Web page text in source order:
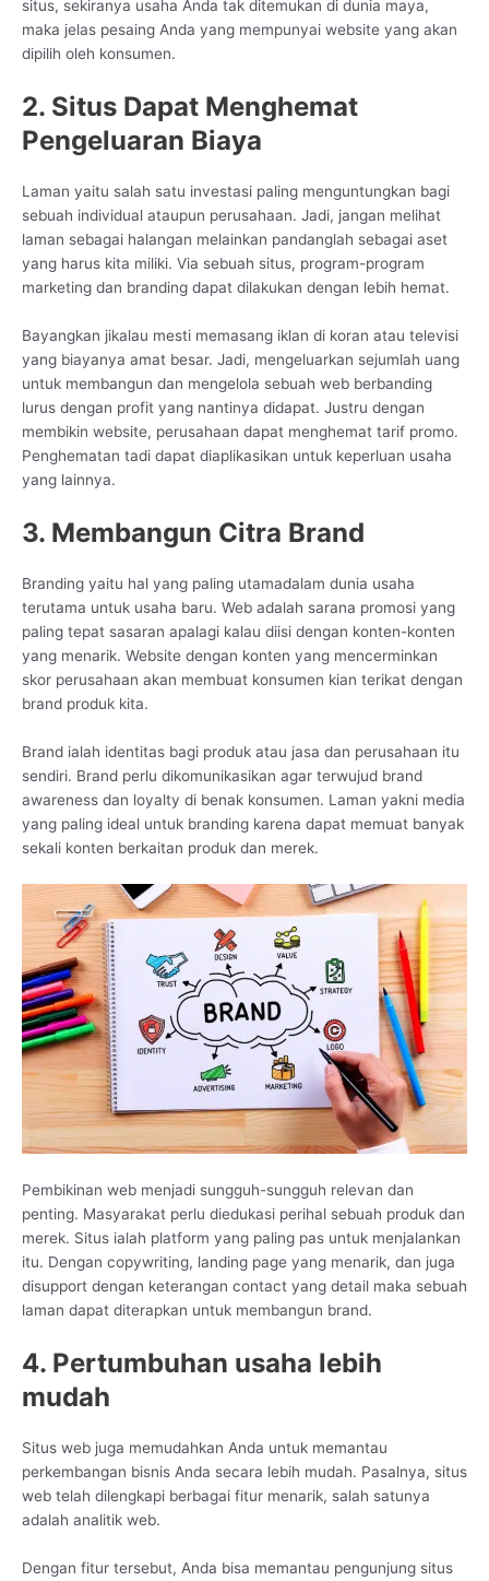
situs, sekiranya usaha Anda tak ditemukan di dunia maya,
maka jelas pesaing Anda yang mempunyai website yang akan
dipilih oleh konsumen.
2. Situs Dapat Menghemat
Pengeluaran Biaya
Laman yaitu salah satu investasi paling menguntungkan bagi
sebuah individual ataupun perusahaan. Jadi, jangan melihat
laman sebagai halangan melainkan pandanglah sebagai aset
yang harus kita miliki. Via sebuah situs, program-program
marketing dan branding dapat dilakukan dengan lebih hemat.
Bayangkan jikalau mesti memasang iklan di koran atau televisi
yang biayanya amat besar. Jadi, mengeluarkan sejumlah uang
untuk membangun dan mengelola sebuah web berbanding
lurus dengan profit yang nantinya didapat. Justru dengan
membikin website, perusahaan dapat menghemat tarif promo.
Penghematan tadi dapat diaplikasikan untuk keperluan usaha
yang lainnya.
3. Membangun Citra Brand
Branding yaitu hal yang paling utamadalam dunia usaha
terutama untuk usaha baru. Web adalah sarana promosi yang
paling tepat sasaran apalagi kalau diisi dengan konten-konten
yang menarik. Website dengan konten yang mencerminkan
skor perusahaan akan membuat konsumen kian terikat dengan
brand produk kita.
Brand ialah identitas bagi produk atau jasa dan perusahaan itu
sendiri. Brand perlu dikomunikasikan agar terwujud brand
awareness dan loyalty di benak konsumen. Laman yakni media
yang paling ideal untuk branding karena dapat memuat banyak
sekali konten berkaitan produk dan merek.
Pembikinan web menjadi sungguh-sungguh relevan dan
penting. Masyarakat perlu diedukasi perihal sebuah produk dan
merek. Situs ialah platform yang paling pas untuk menjalankan
itu. Dengan copywriting, landing page yang menarik, dan juga
disupport dengan keterangan contact yang detail maka sebuah
laman dapat diterapkan untuk membangun brand.
4. Pertumbuhan usaha lebih
mudah
Situs web juga memudahkan Anda untuk memantau
perkembangan bisnis Anda secara lebih mudah. Pasalnya, situs
web telah dilengkapi berbagai fitur menarik, salah satunya
adalah analitik web.
Dengan fitur tersebut, Anda bisa memantau pengunjung situs